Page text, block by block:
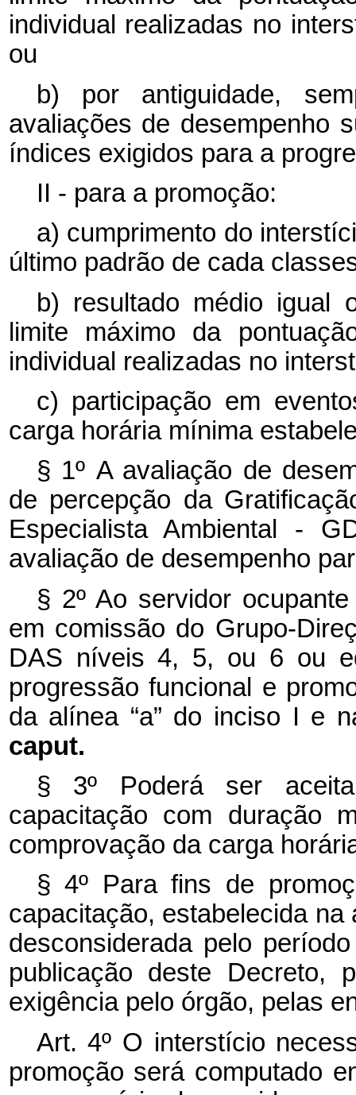
individual realizadas no
ou
b) por antiguidade,
avaliações de desempenho
índices exigidos para a
II - para a promoção:
a) cumprimento do
último padrão de cada
b) resultado médio igual
limite máximo da
individual realizadas no
c) participação em
carga horária mínima
§ 1º A avaliação de
de percepção da
Especialista Ambiental -
avaliação de desempenho
§ 2º Ao servidor
em comissão do Grupo-
DAS níveis 4, 5, ou 6 ou
progressão funcional e
da alínea “a” do inciso I e
caput.
§ 3º Poderá ser
capacitação com duração
comprovação da carga
§ 4º Para fins de
capacitação, estabelecida na
desconsiderada pelo
publicação deste Decreto,
exigência pelo órgão, pelas
Art. 4º O interstício
promoção será computado